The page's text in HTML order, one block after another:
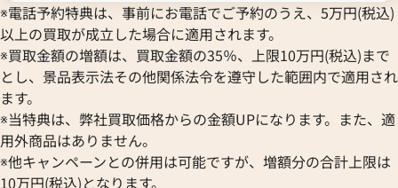
参考買取価格
16,000円
2025年8月3日時点
参考買取価格
2026年3月3日時点
※電話予約特典は、事前にお電話でご予約のうえ、5万円(税込)
以上の買取が成立した場合に適用されます。
※買取金額の増額は、買取金額の35％、上限10万円(税込)まで
とし、景品表示法その他関係法令を遵守した範囲内で適用され
ます。
※当特典は、弊社買取価格からの金額UPになります。また、適
用外商品はありません。
※他キャンペーンとの併用は可能ですが、増額分の合計上限は
10万円(税込)となります。